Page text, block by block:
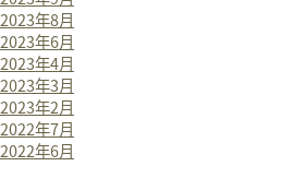
2023年8月
2023年6月
2023年4月
2023年3月
2023年2月
2022年7月
2022年6月